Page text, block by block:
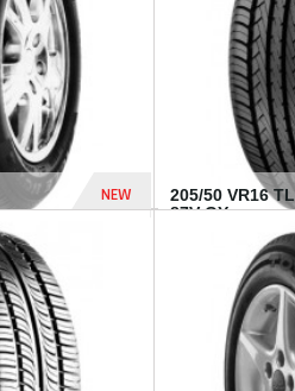
NEW
205/50 VR16 TL
87V GY...